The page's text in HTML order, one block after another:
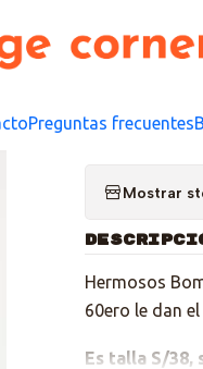
Preguntas frecuentes
Mostrar
Hermosos
60ero le dan
Es talla S/38,